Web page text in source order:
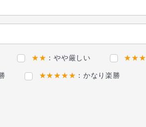
★★ ：やや厳しい ★★★
★★★★★ ：かなり楽勝